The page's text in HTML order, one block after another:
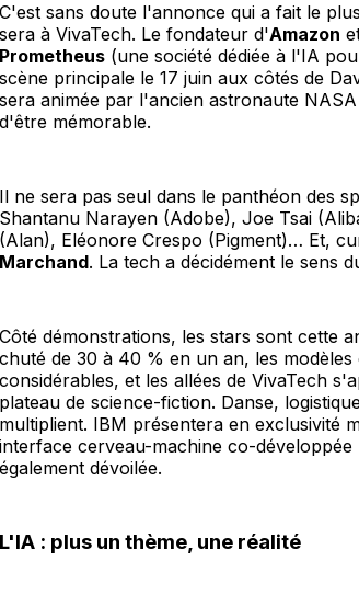
C'est sans doute l'annonce qui a fait le
sera à VivaTech. Le fondateur d'Amazon
Prometheus (une société dédiée à l'IA
scène principale le 17 juin aux côtés de
sera animée par l'ancien astronaute NASA
d'être mémorable.
Il ne sera pas seul dans le panthéon des
Shantanu Narayen (Adobe), Joe Tsai
(Alan), Eléonore Crespo (Pigment)… Et,
Marchand. La tech a décidément le sens
Côté démonstrations, les stars sont cette
chuté de 30 à 40 % en un an, les
considérables, et les allées de VivaTech
plateau de science-fiction. Danse,
multiplient. IBM présentera en exclusivité
interface cerveau-machine co-
également dévoilée.
L'IA : plus un thème, une réalité